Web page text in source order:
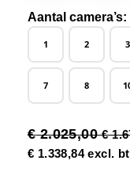
Aantal camera’s:
1 2 3
7 8
€2.025,00 €
€ 1.338,84excl.